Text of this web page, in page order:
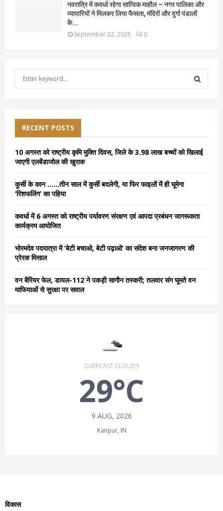
नवरात्रि में कवर्धा रहेगा सात्विक माहौल – नगर पालिका और
व्यापारियों ने मिलकर लिया फैसला, मंदिरों और दुर्गा पंडालों
के...
September 22, 2025 0
f
o
r
RECENT POSTS
10 अगस्त को राष्ट्रीय कृमि मुक्ति दिवस, जिले के 3.98 लाख बच्चों को खिलाई
जाएगी एलबेंडाजोल की खुराक
कुर्सी के कान ……तीन साल में कुर्सी बदलेगी, या फिर फाइलों में ही घूमेगा
‘रिशफलिंग’ का पहिया
कवर्धा में 6 अगस्त को राष्ट्रीय पर्यावरण संरक्षण एवं आपदा प्रबंधन जागरूकता
कार्यक्रम आयोजित
भोरमदेव पदयात्रा में ‘बेटी बचाओ, बेटी पढ़ाओ’ का संदेश बना जनजागरण की
प्रेरक मिसाल
वन बैरियर फेल, डायल-112 ने पकड़ी सागौन तस्करी; तलवार संग घूमते वन
माफियाओं से सुरक्षा पर सवाल
OVERCAST CLOUDS
29°C
9 AUG, 2026
Kanpur, IN
विकास